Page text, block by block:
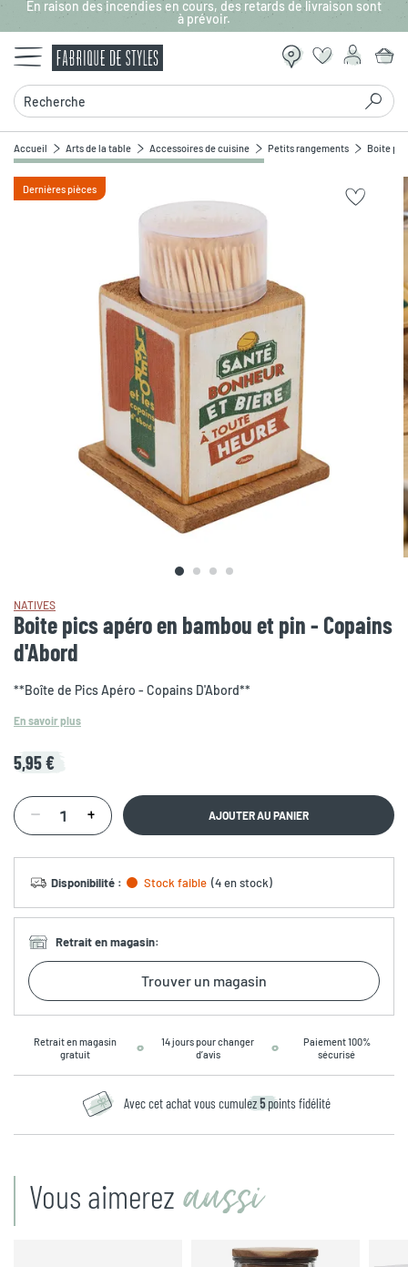
Aller au contenu principal
En raison des incendies en cours, des retards de livraison sont
à prévoir.
Recherche
Accueil Arts de la table Accessoires de cuisine Petits rangements Boite
Dernières pièces
Zoomer sur l'image
NATIVES
Boite pics apéro en bambou et pin - Copains
d'Abord
**Boîte de Pics Apéro - Copains D'Abord**
En savoir plus
5,95 €
AJOUTER AU PANIER
Disponibilité : Stock faible (4 en stock)
Retrait en magasin:
Trouver un magasin
Retrait en magasin
gratuit
14 jours pour changer
d’avis
Paiement 100%
sécurisé
Avec cet achat vous cumulez5 points fidélité
Vous aimerez aussi